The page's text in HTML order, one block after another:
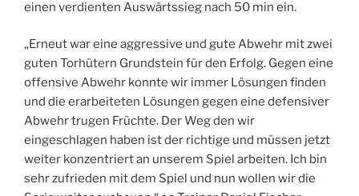
einen verdienten Auswärtssieg nach 50 min ein.
„Erneut war eine aggressive und gute Abwehr mit zwei
guten Torhütern Grundstein für den Erfolg. Gegen eine
offensive Abwehr konnte wir immer Lösungen finden
und die erarbeiteten Lösungen gegen eine defensiver
Abwehr trugen Früchte. Der Weg den wir
eingeschlagen haben ist der richtige und müssen jetzt
weiter konzentriert an unserem Spiel arbeiten. Ich bin
sehr zufrieden mit dem Spiel und nun wollen wir die